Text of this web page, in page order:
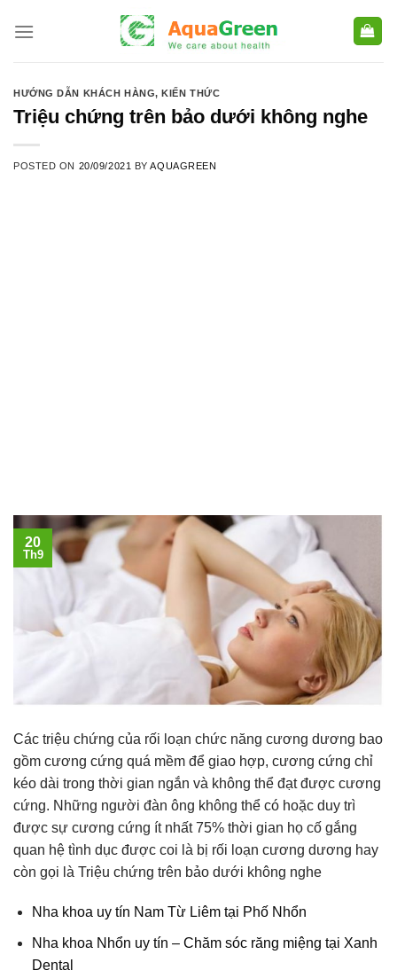
HƯỚNG DẪN KHÁCH HÀNG,KIẾN THỨC
Triệu chứng trên bảo dưới không nghe
POSTED ON 20/09/2021 BYAQUAGREEN
20
Th9
Các triệu chứng của rối loạn chức năng cương dương bao
gồm cương cứng quá mềm để giao hợp, cương cứng chỉ
kéo dài trong thời gian ngắn và không thể đạt được cương
cứng. Những người đàn ông không thể có hoặc duy trì
được sự cương cứng ít nhất 75% thời gian họ cố gắng
quan hệ tình dục được coi là bị rối loạn cương dương hay
còn gọi là Triệu chứng trên bảo dưới không nghe
Nha khoa uy tín Nam Từ Liêm tại Phố Nhổn
Nha khoa Nhổn uy tín – Chăm sóc răng miệng tại Xanh
Dental